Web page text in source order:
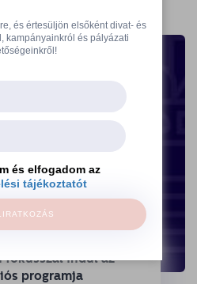
fókusszal indul az
programja
és értesüljön elsőként divat- és
kampányainkról és pályázati
és elfogadom az
tájékoztatót